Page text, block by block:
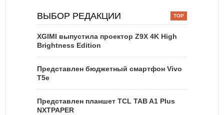
ВЫБОР РЕДАКЦИИ
XGIMI выпустила проектор Z9X 4K High
Brightness Edition
Представлен бюджетный смартфон Vivo
T5e
Представлен планшет TCL TAB A1 Plus
NXTPAPER